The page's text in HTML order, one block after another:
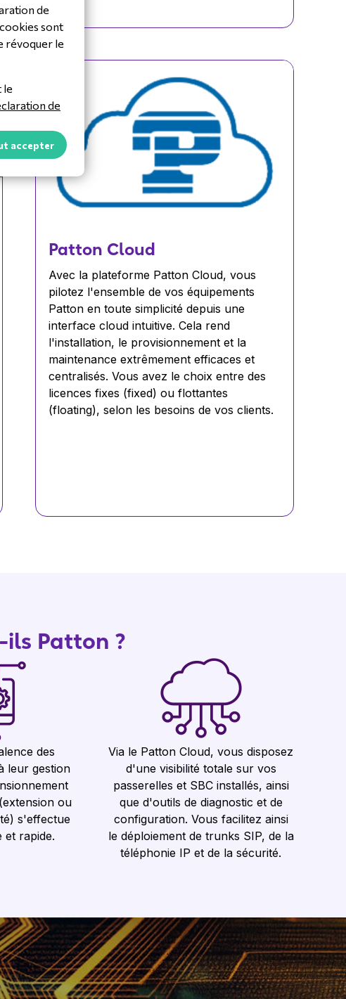
Patton Cloud
Avec la plateforme Patton Cloud, vous
pilotez l'ensemble de vos équipements
Patton en toute simplicité depuis une
interface cloud intuitive. Cela rend
l'installation, le provisionnement et la
maintenance extrêmement efficaces et
centralisés. Vous avez le choix entre des
licences fixes (fixed) ou flottantes
(floating), selon les besoins de vos clients.
ils Patton ?
des
leur gestion
ou
s'effectue
et rapide.
Via le Patton Cloud, vous disposez
d'une visibilité totale sur vos
passerelles et SBC installés, ainsi
que d'outils de diagnostic et de
configuration. Vous facilitez ainsi
le déploiement de trunks SIP, de la
téléphonie IP et de la sécurité.
de
sont
révoquer le
le
de
accepter